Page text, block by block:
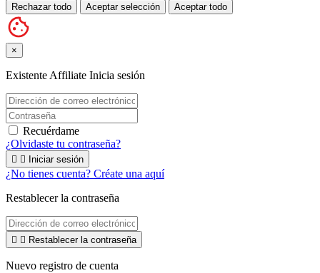
Rechazar todo
Aceptar selección Aceptar todo
×
Existente Affiliate Inicia sesión
Recuérdame
¿Olvidaste tu contraseña?
  Iniciar sesión
¿No tienes cuenta? Créate una aquí
Restablecer la contraseña
  Restablecer la contraseña
Nuevo registro de cuenta